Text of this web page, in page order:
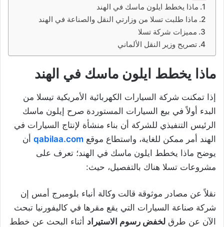
ماذا يخطط ايلون ماسك في الهند
ماذا طلبت تسلا من وزارتي النقل والصناعة في الهند
مميزات شركة تسلا
تصريح وزير النقل الألماني
ماذا يخطط ايلون ماسك في الهند
إذا تمكنت شركة السيارات الكهربائية الأمريكية تيسلا من
البدء أولاً في بيع السيارات المستوردة صرح إيلون ماسك
الرئيس التنفيذي للشركة أن بناء منشأة لإنتاج السيارات في
الهند أمر ممكن للغاية، واستطاع موقع qabilaa.com أن
يوضح ماذا يخطط ايلون ماسك في الهند؛ تعرف على
مشروعات تسلا هناك بالتفصيل، حيث:
نقلاً عن مصادر موثوقة قالت وكالة أنباء بلومبرج أمس إن
شركة صناعة السيارات التي يقع مقرها في كاليفورنيا تبحث
الآن عن طرق لخفض رسوم الاستيراد أثناء البحث عن خطط